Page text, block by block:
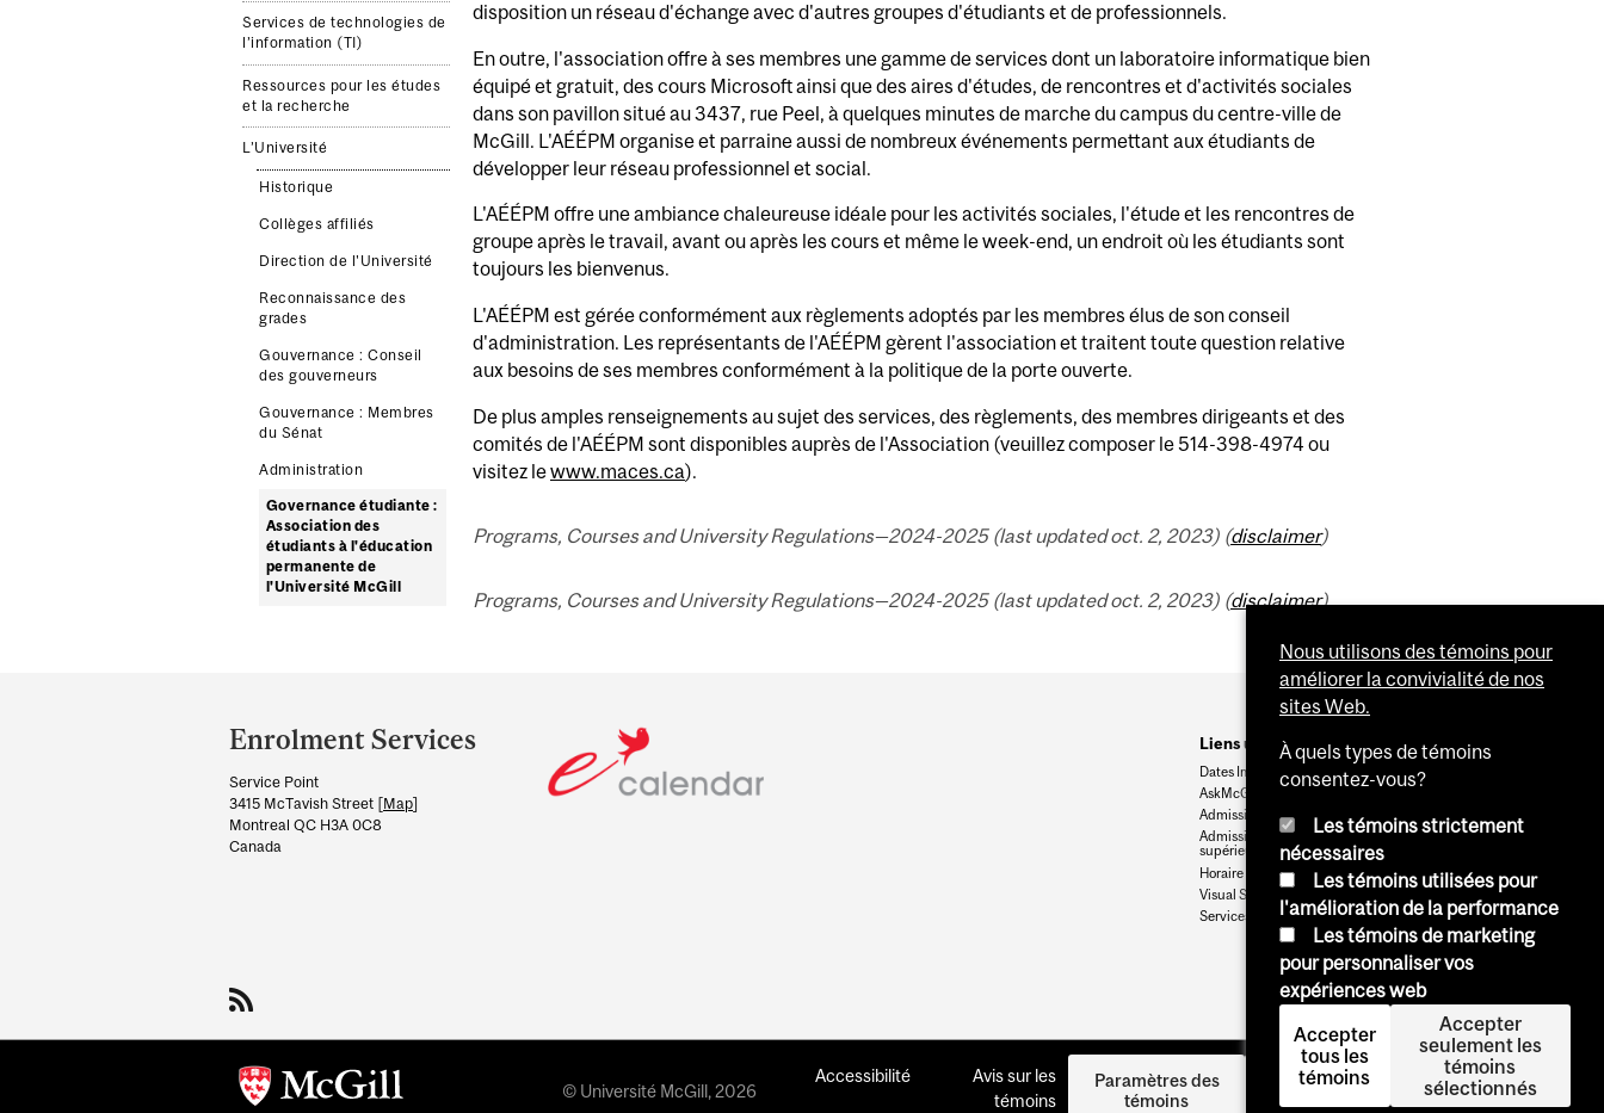
Services de technologies de
l’information (TI)
Ressources pour les études
et la recherche
L’Université
Historique
Collèges affiliés
Direction de l'Université
Reconnaissance des
grades
Gouvernance : Conseil
des gouverneurs
Gouvernance : Membres
du Sénat
Administration
Governance étudiante :
Association des
étudiants à l'éducation
permanente de
l'Université McGill
disposition un réseau d'échange avec d'autres groupes d'étudiants et de professionnels.
En outre, l'association offre à ses membres une gamme de services dont un laboratoire informatique bien
équipé et gratuit, des cours Microsoft ainsi que des aires d'études, de rencontres et d'activités sociales
dans son pavillon situé au 3437, rue Peel, à quelques minutes de marche du campus du centre-ville de
McGill. L'AÉÉPM organise et parraine aussi de nombreux événements permettant aux étudiants de
développer leur réseau professionnel et social.
L'AÉÉPM offre une ambiance chaleureuse idéale pour les activités sociales, l'étude et les rencontres de
groupe après le travail, avant ou après les cours et même le week-end, un endroit où les étudiants sont
toujours les bienvenus.
L'AÉÉPM est gérée conformément aux règlements adoptés par les membres élus de son conseil
d'administration. Les représentants de l'AÉÉPM gèrent l'association et traitent toute question relative
aux besoins de ses membres conformément à la politique de la porte ouverte.
De plus amples renseignements au sujet des services, des règlements, des membres dirigeants et des
comités de l'AÉÉPM sont disponibles auprès de l'Association (veuillez composer le 514-398-4974 ou
visitez lewww.maces.ca).
Programs, Courses and University Regulations—2024-2025 (last updated oct. 2, 2023) (disclaimer)
Programs, Courses and University Regulations—2024-2025 (last updated oct. 2, 2023) (disclaimer)
and
University
Information
Enrolment Services
Service Point
3415 McTavish Street [Map]
Montreal QC H3A 0C8
Canada
Liens utiles
Dates Importantes
AskMcGill
Admission au premier cycle
Admissions aux cycles
supérieurs et postdoctoraux
Horaire des cours
Visual Schedule Builder
Services aux étudiants
© Université McGill, 2026
Accessibilité
Avis sur les
témoins
Paramètres des
témoins
Se
connecter
Nous utilisons des témoins pour
améliorer la convivialité de nos
sites Web.
À quels types de témoins
consentez-vous?
Les témoins strictement
nécessaires
Les témoins utilisées pour
l'amélioration de la performance
Les témoins de marketing
pour personnaliser vos
expériences web
Accepter
tous les
témoins
Accepter
seulement les
témoins
sélectionnés